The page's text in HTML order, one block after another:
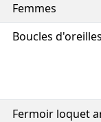
Femmes
Boucles
Fermoir loquet